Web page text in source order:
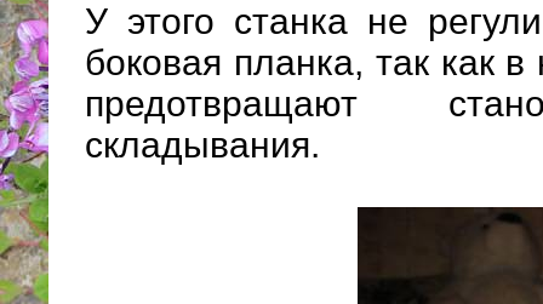
У этого станка не
боковая планка, так как
предотвращают
складывания.